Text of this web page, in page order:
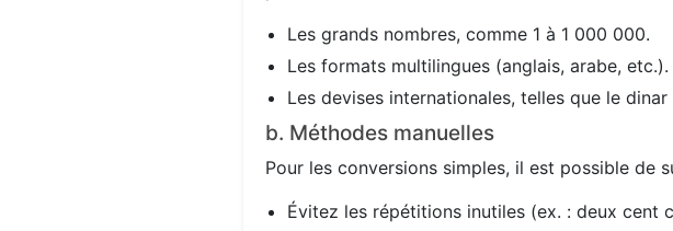
Les grands nombres, comme 1 à 1 000 000.
Les formats multilingues (anglais, arabe, etc.).
Les devises internationales, telles que le
b. Méthodes manuelles
Pour les conversions simples, il est possible de
Évitez les répétitions inutiles (ex. : deux cent